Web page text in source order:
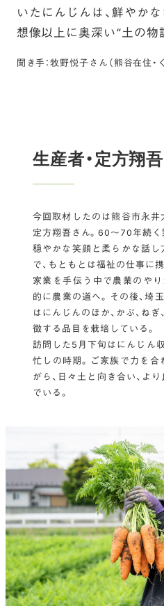
いたにんじんは、鮮やか
想像以上に奥深い“土の物
聞き手：牧野悦子さん（熊谷在住・
生産者・定方翔
今回取材したのは熊谷市永
定方翔吾さん。60～70年続く
穏やかな笑顔と柔らかな話
で、もともとは福祉の仕事に
家業を手伝う中で農業のや
的に農業の道へ。その後、埼
はにんじんのほか、かぶ、ね
徴する品目を栽培している。
訪問した5月下旬はにんじん
忙しの時期。ご家族で力を
がら、日々土と向き合い、よ
でいる。